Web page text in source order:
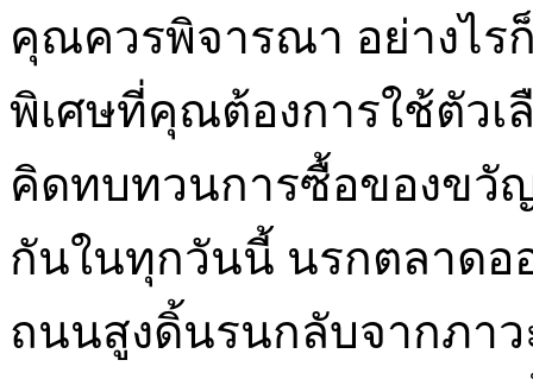
คุณควรพิจารณา อย่างไ
พิเศษที่คุณต้องการใช้ตัวเ
คิดทบทวนการซื้อของขวั
กันในทุกวันนี้ นรกตลาดอ
ถนนสูงดิ้นรนกลับจากภา